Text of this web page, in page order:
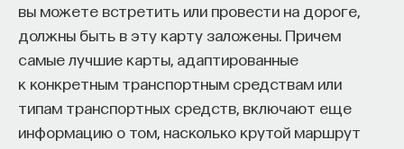
вы можете встретить или провести на дороге,
должны быть в эту карту заложены. Причем
самые лучшие карты, адаптированные
к конкретным транспортным средствам или
типам транспортных средств, включают еще
информацию о том, насколько крутой маршрут
будущем! ​
11/24/2025
пролета туда-сюда, тем точнее измеряем
расстояние. Например, когда были первые
экспедиции на Луну в конце 60-х — начале
70-х годов прошлого века, наши луноходы
и американские пилотируемые экспедиции